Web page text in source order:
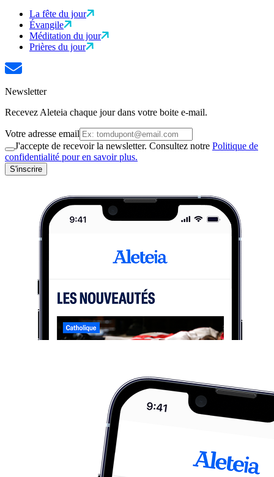
La fête du jour
Évangile
Méditation du jour
Prières du jour
Newsletter
Recevez Aleteia chaque jour dans votre boite e-mail.
Votre adresse email
J'accepte de recevoir la newsletter. Consultez notre Politique de
confidentialité pour en savoir plus.
S'inscrire